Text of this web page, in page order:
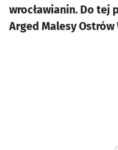
wrocławianin. Do tej
Arged Malesy